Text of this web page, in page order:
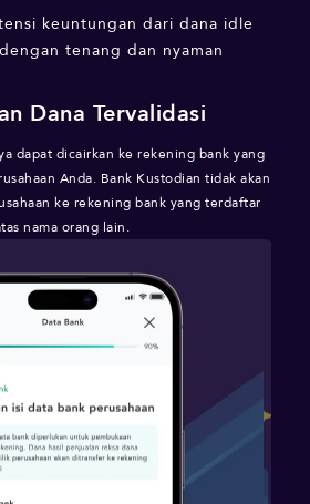
keuntungan dari dana idle
tenang dan nyaman
Dana Tervalidasi
dapat dicairkan ke rekening bank yang
Anda. Bank Kustodian tidak akan
ke rekening bank yang terdaftar
nama orang lain.